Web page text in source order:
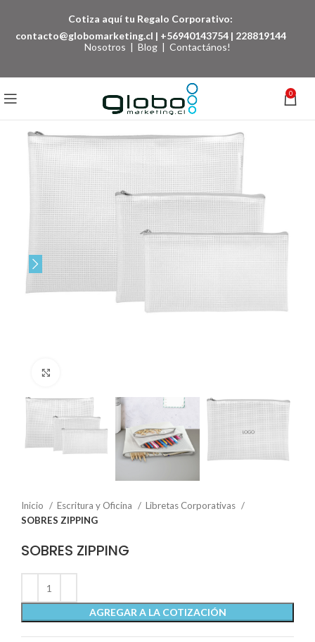
Cotiza aquí tu Regalo Corporativo:
contacto@globomarketing.cl | +56940143754 | 228819144
Nosotros | Blog | Contactános!
0
Inicio Escritura y Oficina
Libretas Corporativas
SOBRES ZIPPING
SOBRES ZIPPING
AGREGAR A LA COTIZACIÓN